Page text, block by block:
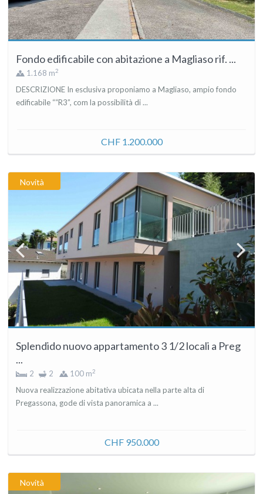
Fondo edificabile con abitazione a Magliaso rif. ...
1.168 m2
DESCRIZIONE In esclusiva proponiamo a Magliaso, ampio fondo
edificabile ““R3”, com la possibilità di ...
CHF 1.200.000
Novità
Splendido nuovo appartamento 3 1/2 locali a Preg
...
2 2 100 m2
Nuova realizzazione abitativa ubicata nella parte alta di
Pregassona, gode di vista panoramica a ...
CHF 950.000
Novità